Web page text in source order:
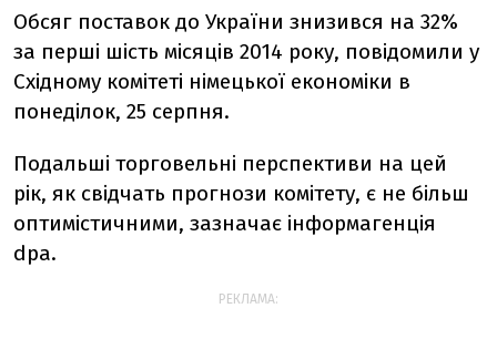
Обсяг поставок до України знизився на 32%
за перші шість місяців 2014 року, повідомили у
Східному комітеті німецької економіки в
понеділок, 25 серпня.
Подальші торговельні перспективи на цей
рік, як свідчать прогнози комітету, є не більш
оптимістичними, зазначає інформагенція
dpa.
РЕКЛАМА: